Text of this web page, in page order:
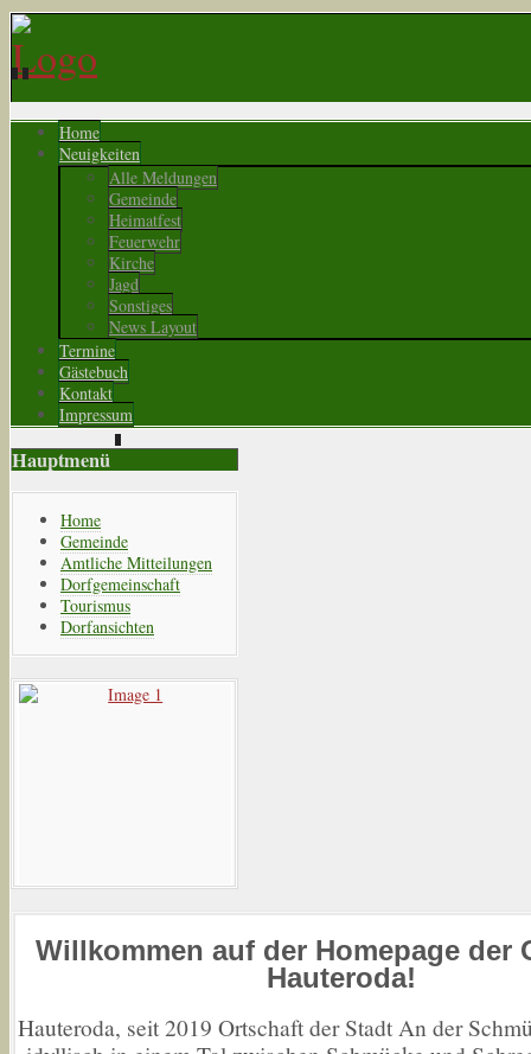
Home
Neuigkeiten
Alle Meldungen
Gemeinde
Heimatfest
Feuerwehr
Kirche
Jagd
Sonstiges
News Layout
Termine
Gästebuch
Kontakt
Impressum
Hauptmenü
Home
Gemeinde
Amtliche Mitteilungen
Dorfgemeinschaft
Tourismus
Dorfansichten
Willkommen auf der Homepage der
Hauteroda!
Hauteroda, seit 2019 Ortschaft der Stadt An der